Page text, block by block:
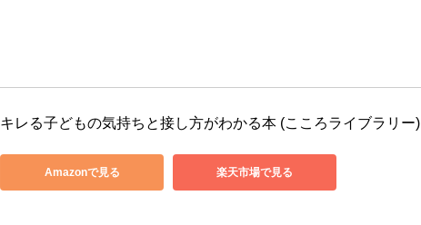
キレる子どもの気持ちと接し方がわかる本 (こころライブラリー)
Amazonで見る 楽天市場で見る